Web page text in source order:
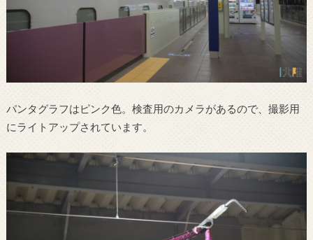
パンタグラフはピンク色。検査用のカメラがあるので、撮影用
にライトアップされています。